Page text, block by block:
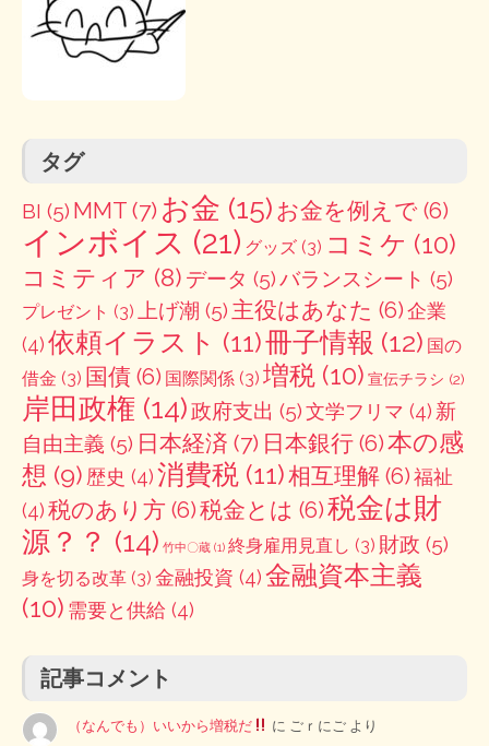
タグ
BI (5) MMT (7) お金 (15) お金を例えで (6)
インボイス (21) グッズ (3) コミケ (10)
コミティア (8) データ (5)バランスシート (5)
プレゼント (3) 上げ潮 (5) 主役はあなた (6)企業
(4)依頼イラスト (11)冊子情報 (12) 国の
借金 (3) 国債 (6) 国際関係 (3) 増税 (10) 宣伝チラシ (2)
岸田政権 (14)政府支出 (5)文学フリマ (4) 新
自由主義 (5) 日本経済 (7) 日本銀行 (6)本の感
想 (9) 歴史 (4)消費税 (11)相互理解 (6)福祉
(4)税のあり方 (6)税金とは (6)税金は財
源？？ (14) 竹中〇蔵 (1) 終身雇用見直し (3) 財政 (5)
身を切る改革 (3) 金融投資 (4)金融資本主義
(10) 需要と供給 (4)
記事コメント
（なんでも）いいから増税だ に ごｒにご より